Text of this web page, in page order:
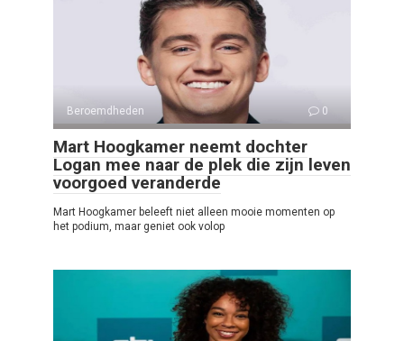
Beroemdheden 0
Mart Hoogkamer neemt dochter
Logan mee naar de plek die zijn leven
voorgoed veranderde
Mart Hoogkamer beleeft niet alleen mooie momenten op
het podium, maar geniet ook volop